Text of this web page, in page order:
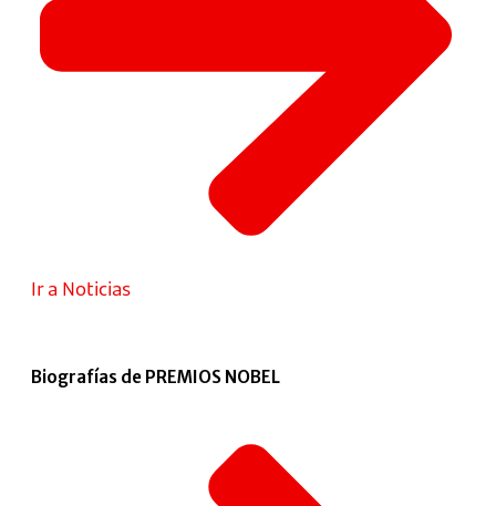
Ir a Noticias
Biografías de PREMIOS NOBEL